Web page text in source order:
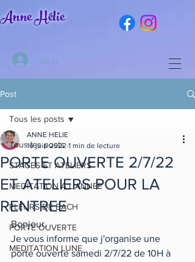
Anne Hélie
Se connecter
Post
Tous les posts
STAGES ET ATELIERS
MEDITATION A L'ANNEE
FLEURS DE BACH
PORTE OUVERTE
MEDITATION LUNE
Tous les posts
PORTE OUVERTE 2/7/22
ET ATELIERS POUR LA
RENTREE
ANNE HELIE
16 juin 2022 1 min de lecture
Bonjour,
Je vous informe que j'organise une
porte ouverte samedi 2/7/22 de 10H à